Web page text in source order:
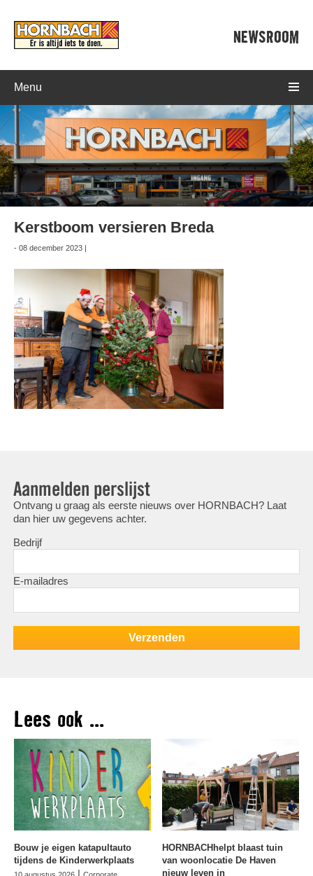
NEWSROOM
Menu
Kerstboom versieren Breda
- 08 december 2023 |
Aanmelden perslijst
Ontvang u graag als eerste nieuws over HORNBACH? Laat
dan hier uw gegevens achter.
Bedrijf
E-mailadres
Lees ook ...
Bouw je eigen katapultauto
tijdens de Kinderwerkplaats
|
HORNBACHhelpt blaast tuin
van woonlocatie De Haven
nieuw leven in